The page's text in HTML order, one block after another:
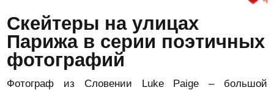
Скейтеры на улицах
Парижа в серии поэтичных
фотографий
Фотограф из Словении Luke Paige – большой